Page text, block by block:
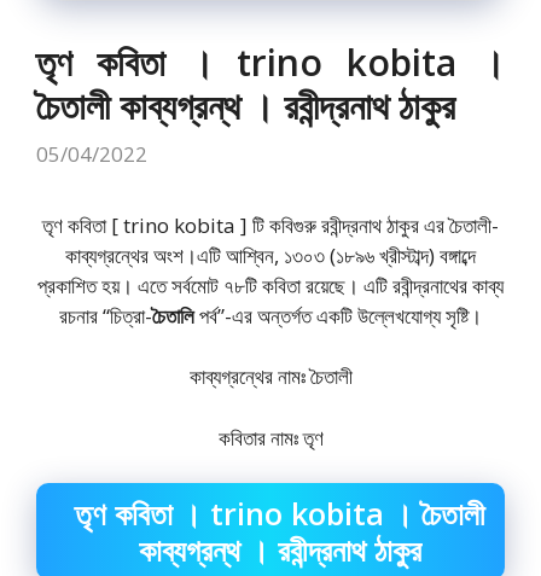
তৃণ কবিতা । trino kobita ।
চৈতালী কাব্যগ্রন্থ । রবীন্দ্রনাথ ঠাকুর
05/04/2022
তৃণ কবিতা [ trino kobita ] টি কবিগুরু রবীন্দ্রনাথ ঠাকুর এর চৈতালী-
কাব্যগ্রন্থের অংশ।এটি আশ্বিন, ১৩০৩ (১৮৯৬ খ্রীস্টাব্দ) বঙ্গাব্দে
প্রকাশিত হয়। এতে সর্বমোট ৭৮টি কবিতা রয়েছে। এটি রবীন্দ্রনাথের কাব্য
রচনার “চিত্রা-চৈতালিপর্ব”-এর অন্তর্গত একটি উল্লেখযোগ্য সৃষ্টি।
কাব্যগ্রন্থের নামঃচৈতালী
কবিতার নামঃ তৃণ
তৃণ কবিতা । trino kobita । চৈতালী
কাব্যগ্রন্থ । রবীন্দ্রনাথ ঠাকুর